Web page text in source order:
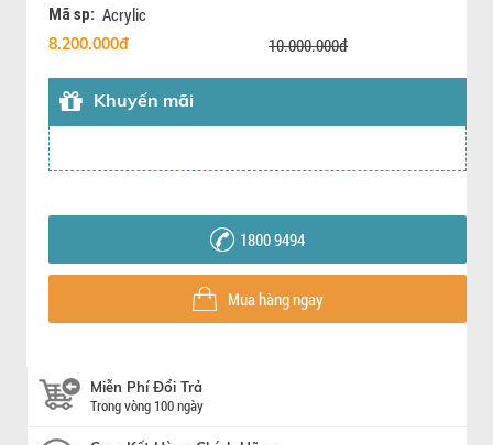
Mã sp: Acrylic
8.200.000đ 10.000.000đ
Khuyến mãi
1800 9494
Mua hàng ngay
Miễn Phí Đổi Trả
Trong vòng 100 ngày